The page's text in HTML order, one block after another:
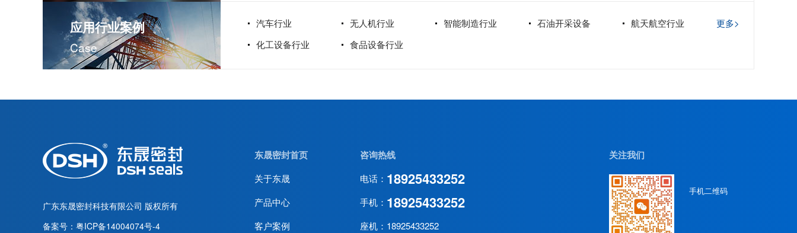
应用行业案例
Case
汽车行业 无人机行业 智能制造行业 石油开采设备
航天航空行业
化工设备行业
食品设备行业
更多>
广东东晟密封科技有限公司 版权所有
备案号： 粤ICP备14004074号-4
东晟密封首页
关于东晟
产品中心
客户案例
咨询热线
电话： 18925433252
手机： 18925433252
座机：18925433252
关注我们
手机二维码